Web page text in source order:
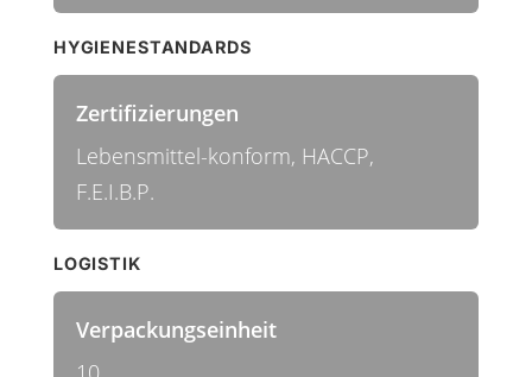
HYGIENESTANDARDS
Zertifizierungen
Lebensmittel-konform, HACCP,
F.E.I.B.P.
LOGISTIK
Verpackungseinheit